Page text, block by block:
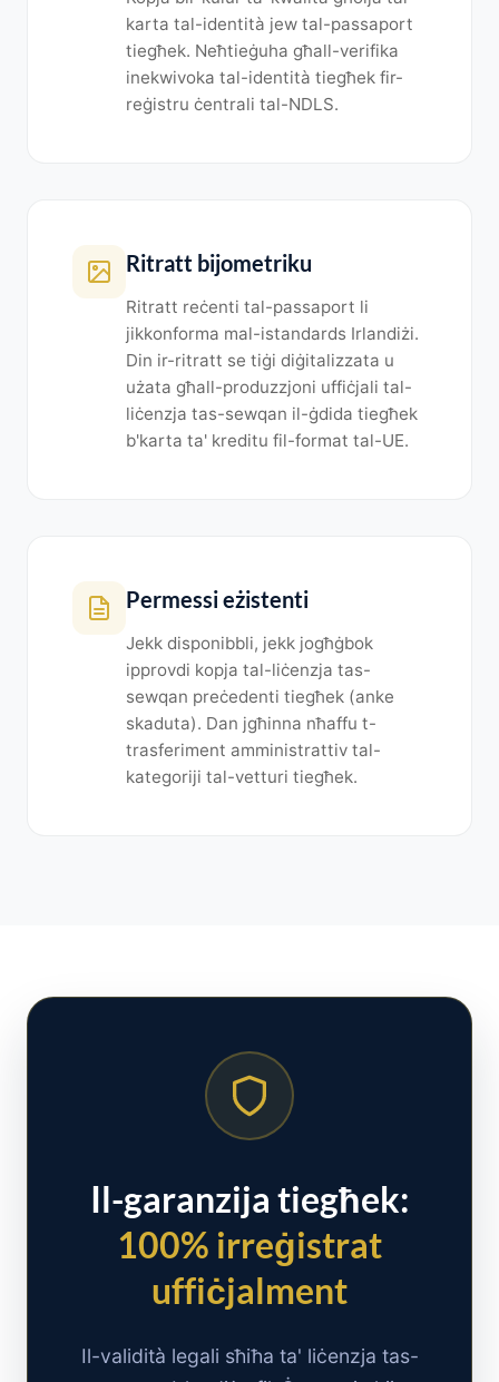
karta tal-identità jew tal-passaport
tiegħek. Neħtieġuha għall-verifika
inekwivoka tal-identità tiegħek fir-
reġistru ċentrali tal-NDLS.
Ritratt bijometriku
Ritratt reċenti tal-passaport li
jikkonforma mal-istandards Irlandiżi.
Din ir-ritratt se tiġi diġitalizzata u
użata għall-produzzjoni uffiċjali tal-
liċenzja tas-sewqan il-ġdida tiegħek
b'karta ta' kreditu fil-format tal-UE.
Permessi eżistenti
Jekk disponibbli, jekk jogħġbok
ipprovdi kopja tal-liċenzja tas-
sewqan preċedenti tiegħek (anke
skaduta). Dan jgħinna nħaffu t-
trasferiment amministrattiv tal-
kategoriji tal-vetturi tiegħek.
Il-garanzija tiegħek:
100% irreġistrat
uffiċjalment
Il-validità legali sħiħa ta' liċenzja tas-